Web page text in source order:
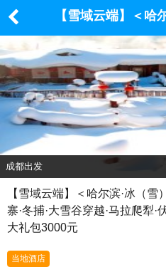
【雪域云端】＜哈
世界·亚布力·雪乡
谷穿越·马拉爬犁·
铂金版自费
成都出发
【雪域云端】＜哈尔滨·冰（雪
寨·冬捕·大雪谷穿越·马拉爬犁
大礼包3000元
当地酒店